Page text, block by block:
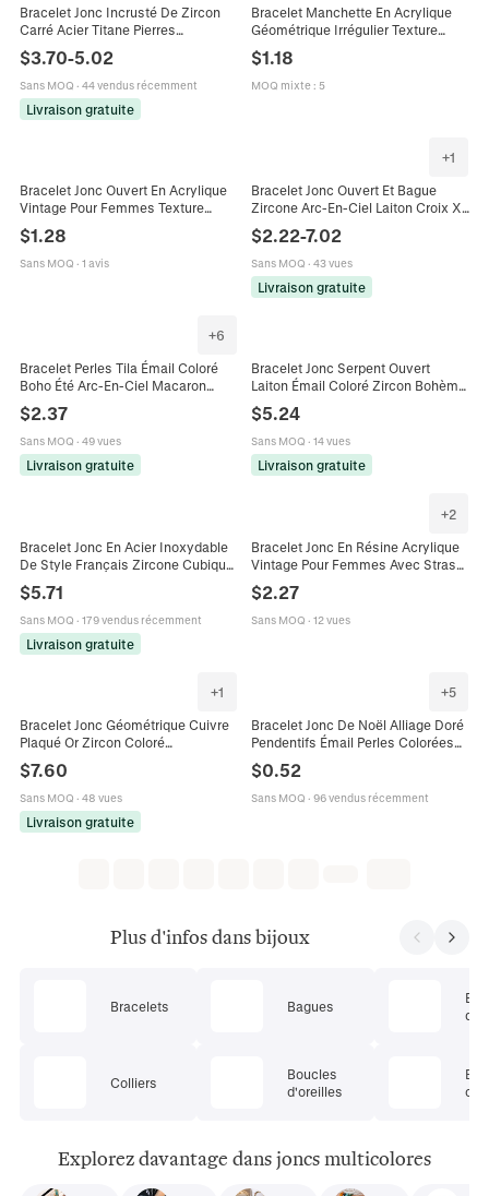
Bracelet Jonc Incrusté De Zircon
Carré Acier Titane Pierres
Français Bijoux Femmes
$3.70-5.02
Sans MOQ · 44 vendus récemment
Livraison gratuite
Bracelet Manchette En Acrylique
Géométrique Irrégulier Texture
Femmes
$1.18
MOQ mixte: 5
Bracelet Jonc Ouvert En Acrylique
Vintage Pour Femmes Texture
Marbre Résine Coloré Large
Géométrique Plissé Design Vague
Bijoux
$1.28
Sans MOQ · 1 avis
+1
Bracelet Jonc Ouvert Et Bague
Zircone Arc-En-Ciel Laiton Croix X
Géométrique Coloré Bijoux
Réglables Pour Femmes
$2.22-7.02
Sans MOQ · 43 vues
Livraison gratuite
+6
Bracelet Perles Tila Émail Coloré
Boho Été Arc-En-Ciel Macaron
Alliage Jonc Élastique Bijoux
Femme
$2.37
Sans MOQ · 49 vues
Livraison gratuite
Bracelet Jonc Serpent Ouvert
Laiton Émail Coloré Zircon Bohème
Tendance Style Individuel Bijoux
Mode Femmes
$5.24
Sans MOQ · 14 vues
Livraison gratuite
Bracelet Jonc En Acier Inoxydable
De Style Français Zircone Cubique
Charnière Bijoux Femme
$5.71
Sans MOQ · 179 vendus récemment
Livraison gratuite
+2
Bracelet Jonc En Résine Acrylique
Vintage Pour Femmes Avec Strass
Bijoux Ethniques
$2.27
Sans MOQ · 12 vues
+1
Bracelet Jonc Géométrique Cuivre
Plaqué Or Zircon Coloré
Rectangulaire Micro Pavé Bijoux
Mode Française Pour Femmes
$7.60
Sans MOQ · 48 vues
Livraison gratuite
+5
Bracelet Jonc De Noël Alliage Doré
Pendentifs Émail Perles Colorées
Bijoux De Fête Élégants
$0.52
Sans MOQ · 96 vendus récemment
Plus d'infos dans bijoux
Bracelets
Colliers
Bagues
Boucles
d'oreilles
de
Explorez davantage dans joncs multicolores